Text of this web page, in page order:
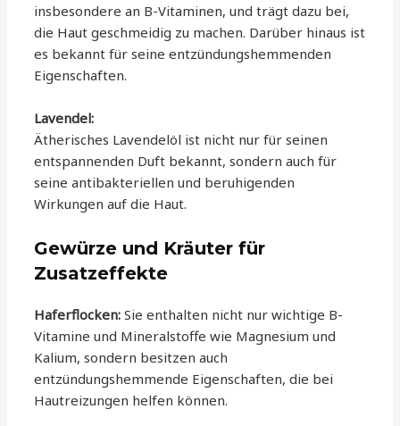
insbesondere an B-Vitaminen, und trägt dazu bei,
die Haut geschmeidig zu machen. Darüber hinaus ist
es bekannt für seine entzündungshemmenden
Eigenschaften.
Lavendel:
Ätherisches Lavendelöl ist nicht nur für seinen
entspannenden Duft bekannt, sondern auch für
seine antibakteriellen und beruhigenden
Wirkungen auf die Haut.
Gewürze und Kräuter für
Zusatzeffekte
Haferflocken: Sie enthalten nicht nur wichtige B-
Vitamine und Mineralstoffe wie Magnesium und
Kalium, sondern besitzen auch
entzündungshemmende Eigenschaften, die bei
Hautreizungen helfen können.